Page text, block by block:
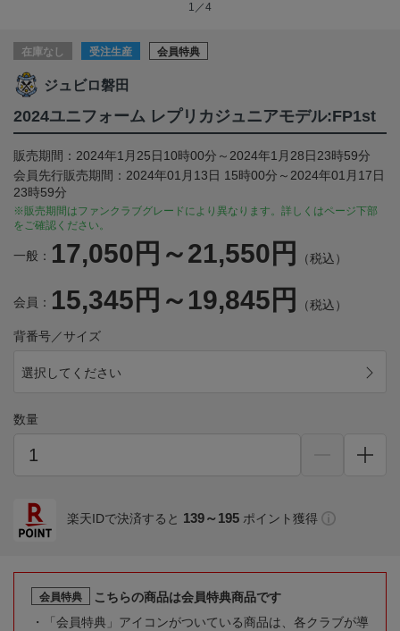
1／4
在庫なし 受注生産 会員特典
ジュビロ磐田
2024ユニフォーム レプリカジュニアモデル:FP1st
販売期間：2024年1月25日10時00分～2024年1月28日23時59分
会員先行販売期間：2024年01月13日 15時00分～2024年01月17日
23時59分
※販売期間はファンクラブグレードにより異なります。詳しくはページ下部
をご確認ください。
一般： 17,050円～21,550円 （税込）
会員： 15,345円～19,845円 （税込）
背番号／サイズ
選択してください
数量
楽天IDで決済すると 139～195 ポイント獲得
会員特典
こちらの商品は会員特典商品です
「会員特典」アイコンがついている商品は、各クラブが導